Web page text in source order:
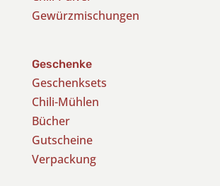
Gewürzmischungen
Geschenke
Geschenksets
Chili-Mühlen
Bücher
Gutscheine
Verpackung